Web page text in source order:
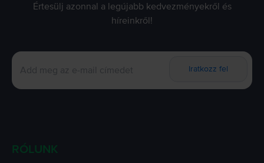
Értesülj azonnal a legújabb kedvezményekről és
híreinkről!
Iratkozz fel
RÓLUNK